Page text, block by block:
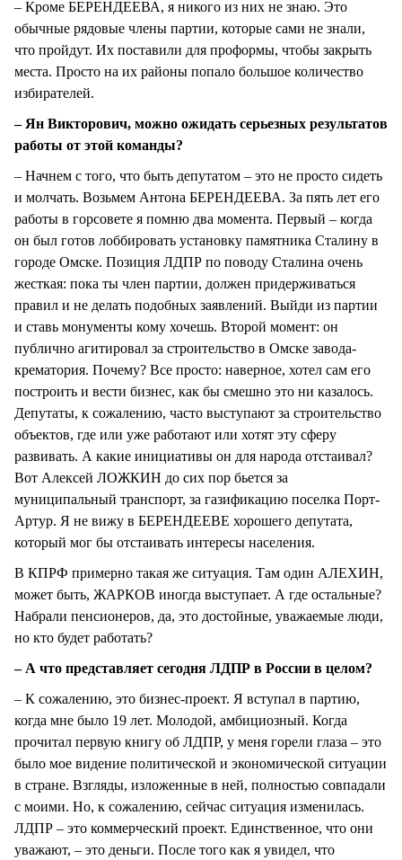
– Кроме БЕРЕНДЕЕВА, я никого из них не знаю. Это
обычные рядовые члены партии, которые сами не знали,
что пройдут. Их поставили для проформы, чтобы закрыть
места. Просто на их районы попало большое количество
избирателей.
– Ян Викторович, можно ожидать серьезных результатов
работы от этой команды?
– Начнем с того, что быть депутатом – это не просто сидеть
и молчать. Возьмем Антона БЕРЕНДЕЕВА. За пять лет его
работы в горсовете я помню два момента. Первый – когда
он был готов лоббировать установку памятника Сталину в
городе Омске. Позиция ЛДПР по поводу Сталина очень
жесткая: пока ты член партии, должен придерживаться
правил и не делать подобных заявлений. Выйди из партии
и ставь монументы кому хочешь. Второй момент: он
публично агитировал за строительство в Омске завода-
крематория. Почему? Все просто: наверное, хотел сам его
построить и вести бизнес, как бы смешно это ни казалось.
Депутаты, к сожалению, часто выступают за строительство
объектов, где или уже работают или хотят эту сферу
развивать. А какие инициативы он для народа отстаивал?
Вот Алексей ЛОЖКИН до сих пор бьется за
муниципальный транспорт, за газификацию поселка Порт-
Артур. Я не вижу в БЕРЕНДЕЕВЕ хорошего депутата,
который мог бы отстаивать интересы населения.
В КПРФ примерно такая же ситуация. Там один АЛЕХИН,
может быть, ЖАРКОВ иногда выступает. А где остальные?
Набрали пенсионеров, да, это достойные, уважаемые люди,
но кто будет работать?
– А что представляет сегодня ЛДПР в России в целом?
– К сожалению, это бизнес-проект. Я вступал в партию,
когда мне было 19 лет. Молодой, амбициозный. Когда
прочитал первую книгу об ЛДПР, у меня горели глаза – это
было мое видение политической и экономической ситуации
в стране. Взгляды, изложенные в ней, полностью совпадали
с моими. Но, к сожалению, сейчас ситуация изменилась.
ЛДПР – это коммерческий проект. Единственное, что они
уважают, – это деньги. После того как я увидел, что